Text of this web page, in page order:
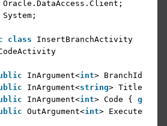
Oracle.DataAccess.Client;
System;
class
InsertBranchActivity
InArgument<int> BranchId {
InArgument<string> Title {
InArgument<int> Code { get
OutArgument<int>